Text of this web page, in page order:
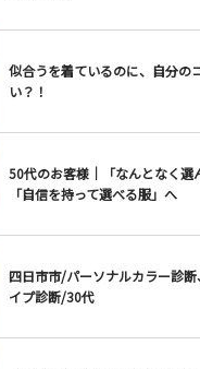
似合うを着ているのに、自分の
い？！
50代のお客様｜「なんとなく選
「自信を持って選べる服」へ
四日市市/パーソナルカラー診
イプ診断/30代